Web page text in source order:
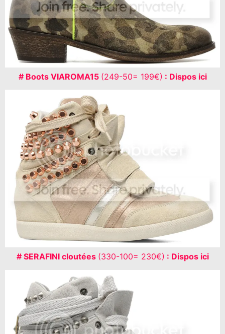
# Boots VIAROMA15 (249-50= 199€) : Dispos ici
# SERAFINI cloutées (330-100= 230€) : Dispos ici